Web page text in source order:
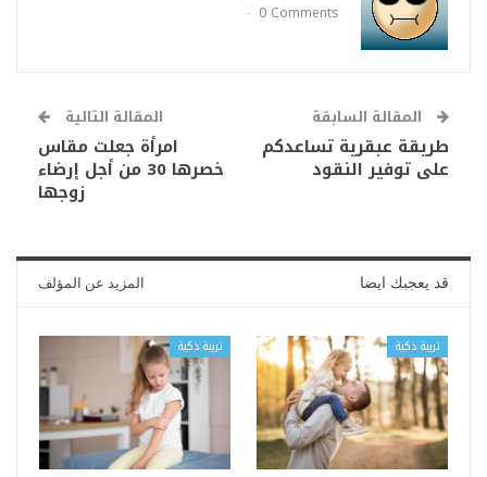
0 Comments
المقالة السابقة
طريقة عبقرية تساعدكم
على توفير النقود
المقالة التالية
امرأة جعلت مقاس
خصرها 30 من أجل إرضاء
زوجها
قد يعجبك ايضا المزيد عن المؤلف
تربية ذكية تربية ذكية